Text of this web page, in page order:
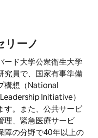
リ⁠ー⁠ノ
ード大学公衆衛生大学
究員で、国家有事準備
構想（National
Initiative）
す。また、公共サービ
理、緊急医療サービ
障の分野で40年以上の